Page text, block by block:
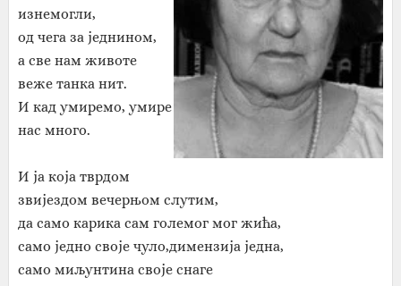
изнемогли,
од чега за једнином,
а све нам животе
веже танка нит.
И кад умиремо, умире
нас много.
И ја која тврдом
звијездом вечерњом слутим,
да само карика сам големог мог жића,
само једно своје чуло,димензија једна,
само миљунтина своје снаге